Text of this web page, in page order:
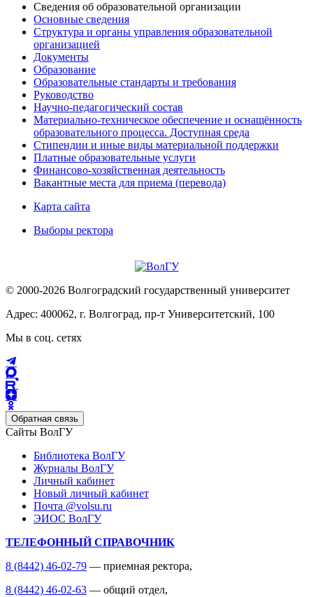
Сведения об образовательной организации
Основные сведения
Структура и органы управления образовательной
организацией
Документы
Образование
Образовательные стандарты и требования
Руководство
Научно-педагогический состав
Материально-техническое обеспечение и оснащённость
образовательного процесса. Доступная среда
Стипендии и иные виды материальной поддержки
Платные образовательные услуги
Финансово-хозяйственная деятельность
Вакантные места для приема (перевода)
Карта сайта
Выборы ректора
© 2000-2026 Волгоградский государственный университет
Адрес: 400062, г. Волгоград, пр-т Университетский, 100
Мы в соц. сетях
Обратная связь
Сайты ВолГУ
Библиотека ВолГУ
Журналы ВолГУ
Личный кабинет
Новый личный кабинет
Почта @volsu.ru
ЭИОС ВолГУ
ТЕЛЕФОННЫЙ СПРАВОЧНИК
8 (8442) 46-02-79 — приемная ректора,
8 (8442) 46-02-63 — общий отдел,